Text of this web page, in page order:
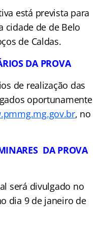
objetiva contará
2,5 pontos cada,
da Prova
8 de janeiro de